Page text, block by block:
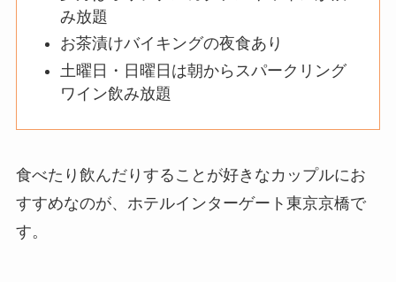
み放題
お茶漬けバイキングの夜食あり
土曜日・日曜日は朝からスパークリング
ワイン飲み放題
食べたり飲んだりすることが好きなカップルにお
すすめなのが、ホテルインターゲート東京京橋で
す。